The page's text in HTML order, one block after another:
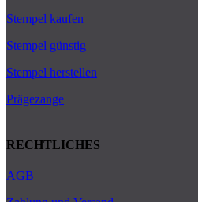
Stempel kaufen
Stempel günstig
Stempel herstellen
Prägezange
RECHTLICHES
AGB